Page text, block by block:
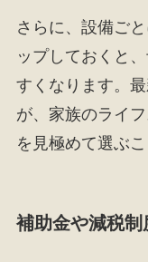
さらに、設備ご
ップしておくと
すくなります。
が、家族のライ
を見極めて選ぶこ
補助金や減税制